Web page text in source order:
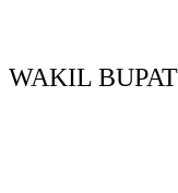
WAKIL